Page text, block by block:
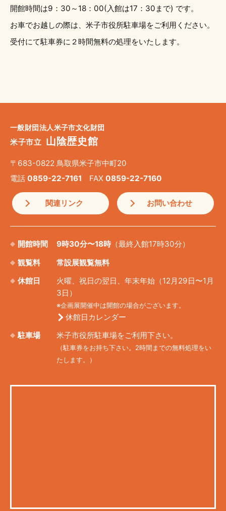
開館時間は9：30～18：00(入館は17：30まで) です。
お車でお越しの際は、米子市役所駐車場をご利用ください。
受付にて駐車券に２時間無料の処理をいたします。
一般財団法人米子市文化財団
米子市立 山陰歴史館
〒683-0822 鳥取県米子市中町20
電話 0859-22-7161 FAX 0859-22-7160
関連リンク お問い合わせ
開館時間 9時30分〜18時（最終入館17時30分）
観覧料
常設展観覧無料
休館日
火曜、祝日の翌日、年末年始（12月29日〜1月
3日）
※企画展開催中は開館の場合がございます。
休館日カレンダー
駐車場
米子市役所駐車場をご利用下さい。
（駐車券をお持ち下さい。2時間までの無料処理をい
たします。）